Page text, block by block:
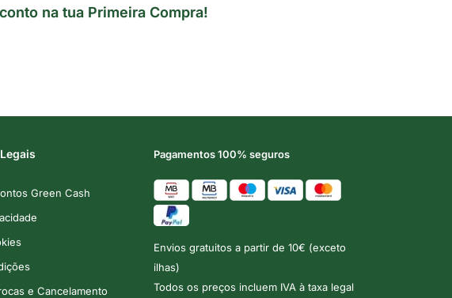
na tua Primeira Compra!
Green Cash
e Cancelamento
Pagamentos 100% seguros
Envios gratuitos a partir de 10€ (exceto
ilhas)
Todos os preços incluem IVA à taxa legal